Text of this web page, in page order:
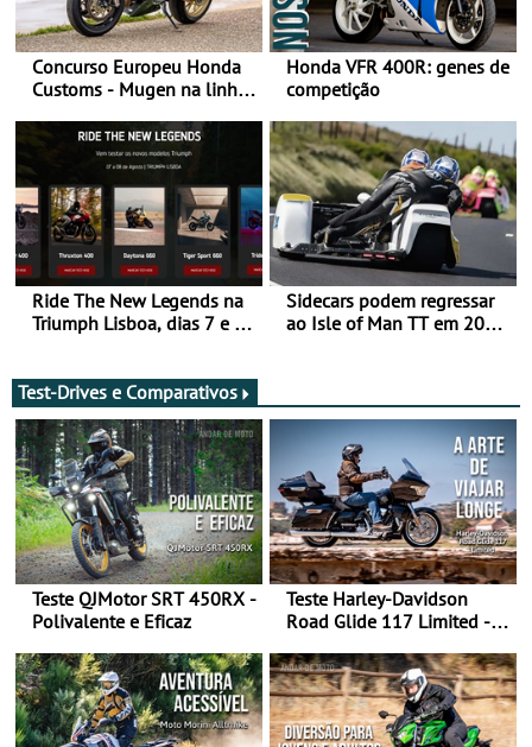
Concurso Europeu Honda
Customs - Mugen na linha
ganhar
Honda VFR 400R: genes de
competição
Ride The New Legends na
Triumph Lisboa, dias 7 e 8
Sidecars podem regressar
ao Isle of Man TT em 2027
Test-Drives e Comparativos
Teste QJMotor SRT 450RX -
Polivalente e Eficaz
Teste Harley-Davidson
Road Glide 117 Limited - A